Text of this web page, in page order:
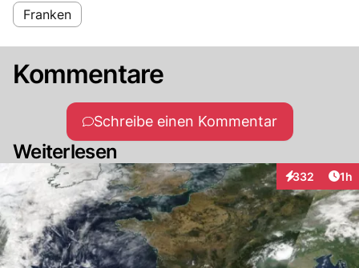
Franken
Kommentare
Schreibe einen Kommentar
Weiterlesen
332
Interaktionen
1h